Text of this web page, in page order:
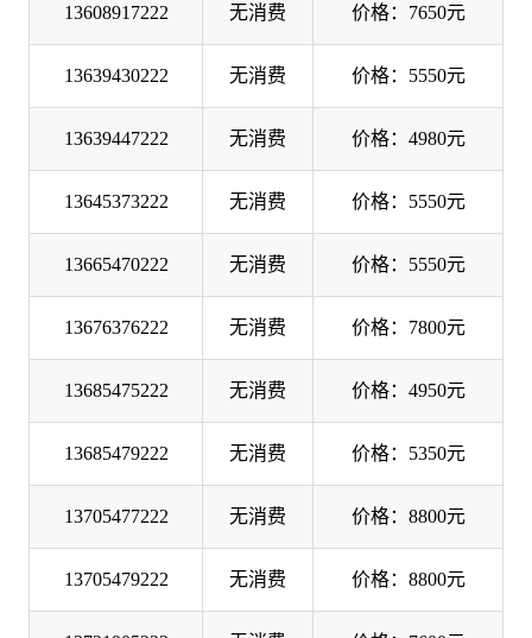
13608917222 无消费 价格：7650元
13639430222 无消费 价格：5550元
13639447222 无消费 价格：4980元
13645373222 无消费 价格：5550元
13665470222 无消费 价格：5550元
13676376222 无消费 价格：7800元
13685475222 无消费 价格：4950元
13685479222 无消费 价格：5350元
13705477222 无消费 价格：8800元
13705479222 无消费 价格：8800元